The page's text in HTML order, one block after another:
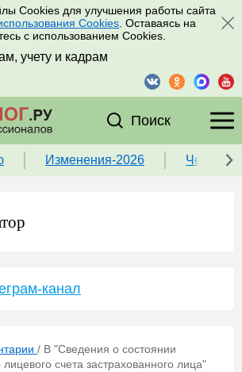
Cookies для улучшения работы сайта
Cookies . Оставаясь на
с использованием Cookies.
учету и кадрам
Поиск
Изменения-2026 Чек-
канал
/ В "Сведения о состоянии
счета застрахованного лица"